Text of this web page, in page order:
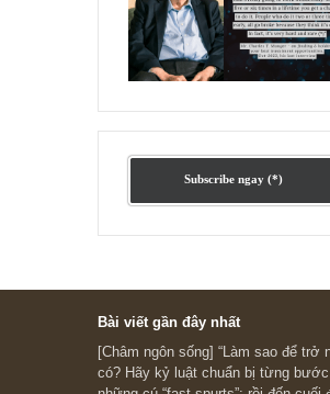
Ấn phẩm cũ Kỳ 78 đến